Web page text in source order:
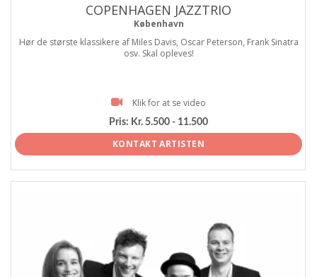
COPENHAGEN JAZZTRIO
København
Hør de største klassikere af Miles Davis, Oscar Peterson, Frank Sinatra
osv. Skal opleves!
Klik for at se video
Pris: Kr. 5.500 - 11.500
KONTAKT ARTISTEN